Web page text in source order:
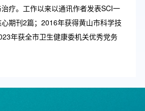
疗。工作以来以通讯作者发表SCI一
期刊2篇；2016年获得黄山市科学技
年获全市卫生健康委机关优秀党务